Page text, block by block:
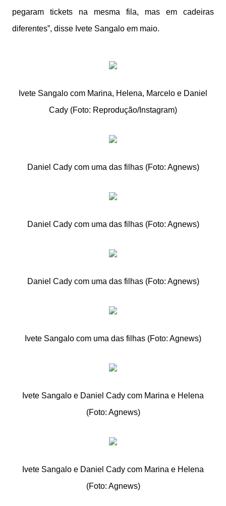
pegaram tickets na mesma fila, mas em cadeiras
diferentes”, disse Ivete Sangalo em maio.
Ivete Sangalo com Marina, Helena, Marcelo e Daniel
Cady (Foto: Reprodução/Instagram)
Daniel Cady com uma das filhas (Foto: Agnews)
Daniel Cady com uma das filhas (Foto: Agnews)
Daniel Cady com uma das filhas (Foto: Agnews)
Ivete Sangalo com uma das filhas (Foto: Agnews)
Ivete Sangalo e Daniel Cady com Marina e Helena
(Foto: Agnews)
Ivete Sangalo e Daniel Cady com Marina e Helena
(Foto: Agnews)